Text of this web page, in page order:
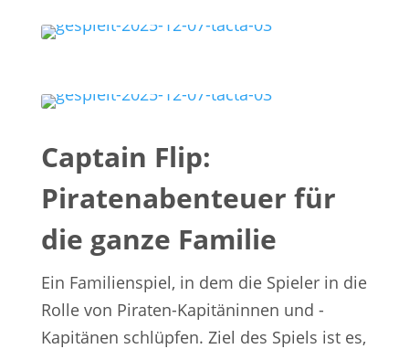
Captain Flip:
Piratenabenteuer für
die ganze Familie
Ein Familienspiel, in dem die Spieler in die
Rolle von Piraten-Kapitäninnen und -
Kapitänen schlüpfen. Ziel des Spiels ist es,